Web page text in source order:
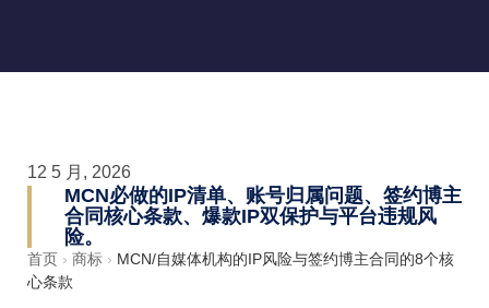
12 5 月, 2026
MCN必做的IP清单、账号归属问题、签约博主
合同核心条款、爆款IP双保护与平台违规风
险。
首页 › 商标 › MCN/自媒体机构的IP风险与签约博主合同的8个核
心条款